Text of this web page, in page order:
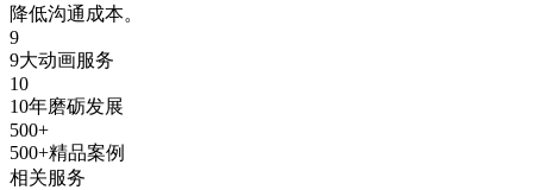
降低沟通成本。
9
9大动画服务
10
10年磨砺发展
500+
500+精品案例
相关服务